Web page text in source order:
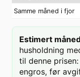
Samme måned i fjor
Estimert
husholdning
til denne
engros, før